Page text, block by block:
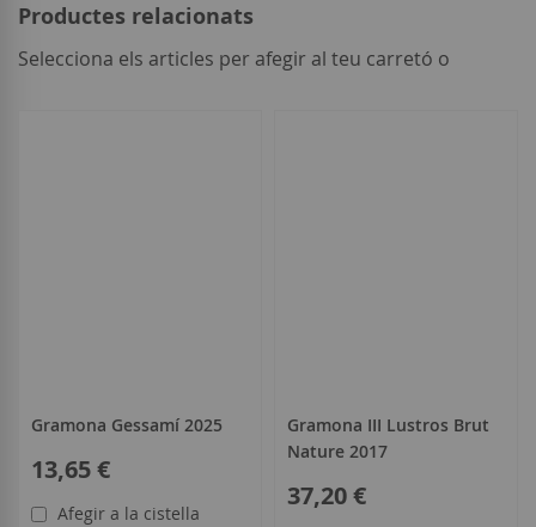
Productes relacionats
Selecciona els articles per afegir al teu carretó o
Gramona Gessamí 2025
13,65 €
Afegir a la cistella
Gramona III Lustros Brut
Nature 2017
37,20 €